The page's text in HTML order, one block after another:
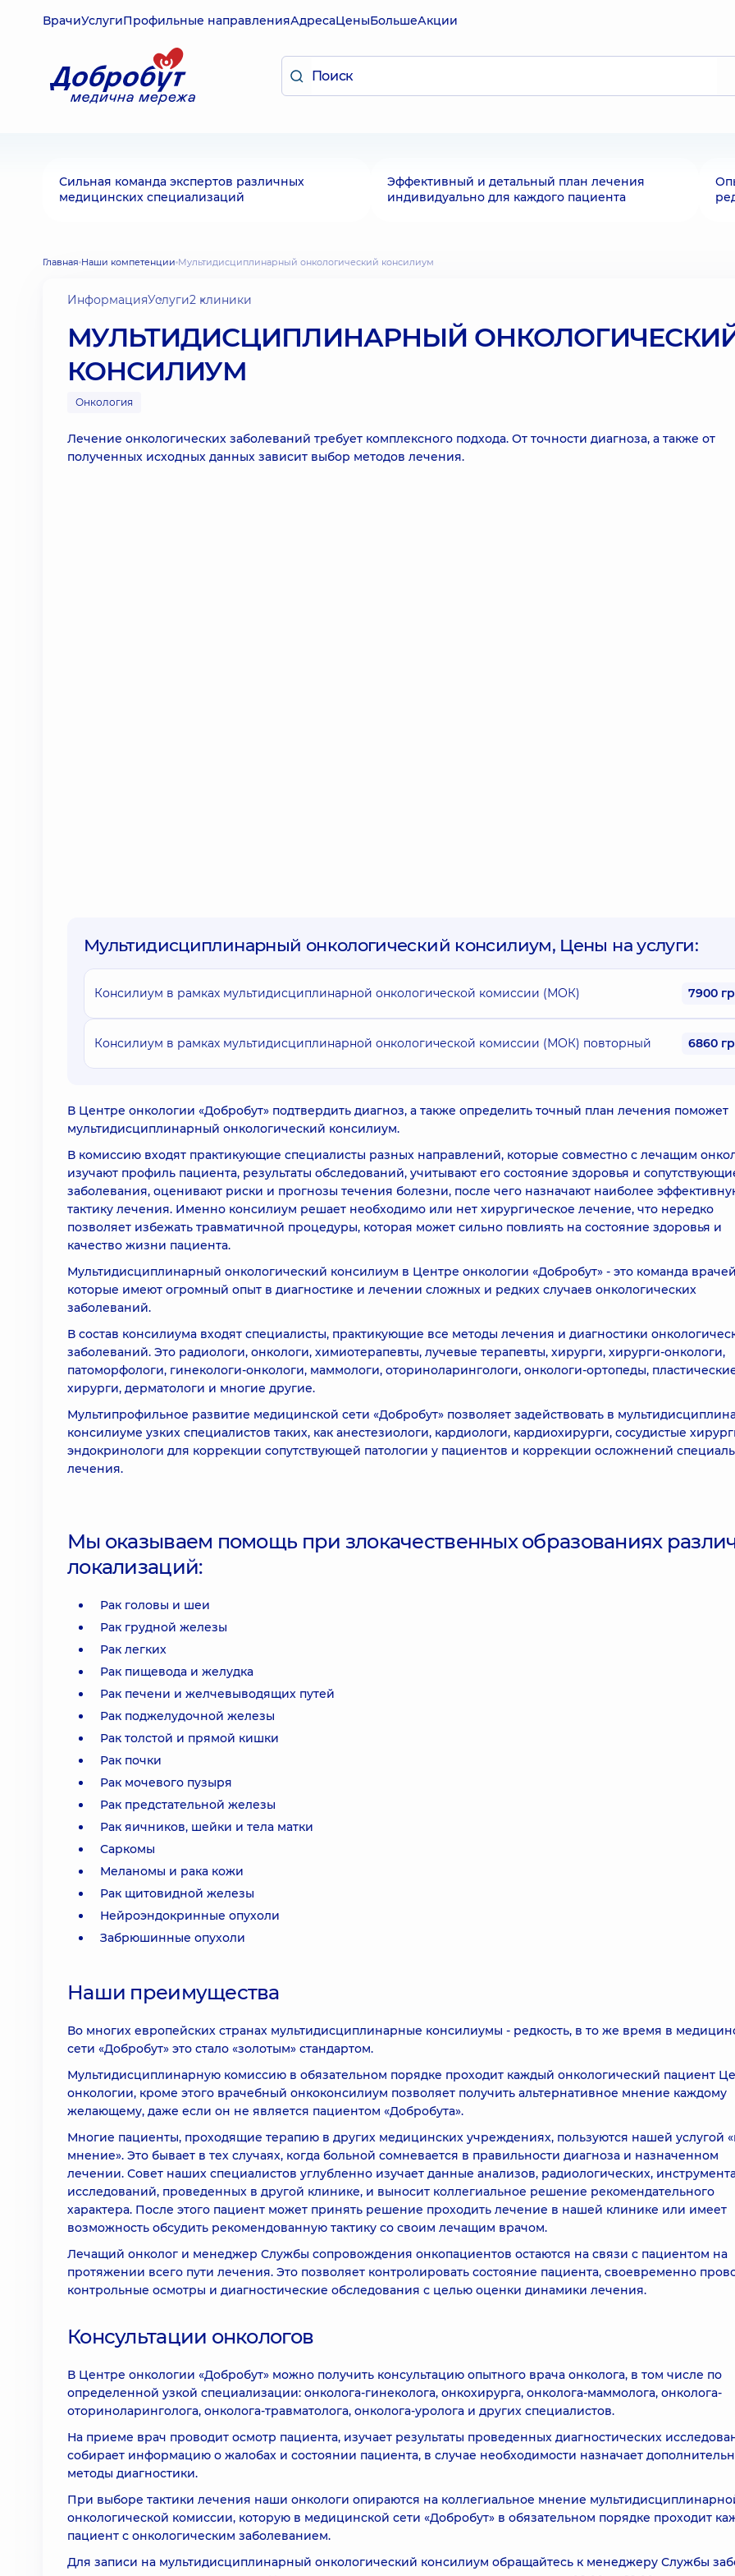
ВрачиУслугиПрофильные направленияАдресаЦеныБольшеАкции
Сильная команда экспертов различных
медицинских специализаций
Эффективный и детальный план лечения
индивидуально для каждого пациента
Главная Наши компетенции Мультидисциплинарный онкологический консилиум
ИнформацияУслуги2 клиники
МУЛЬТИДИСЦИПЛИНАРНЫЙ
КОНСИЛИУМ
Онкология
Лечение онкологических заболеваний требует комплексного подхода. От точности диагноза, а также от
полученных исходных данных зависит выбор методов лечения.
Мультидисциплинарный онкологический консилиум, Цены на услуги:
Консилиум в рамках мультидисциплинарной онкологической комиссии (МОК) 7900
Консилиум в рамках мультидисциплинарной онкологической комиссии (МОК) повторный 6860
В Центре онкологии «Добробут» подтвердить диагноз, а также определить точный план лечения поможет
мультидисциплинарный онкологический консилиум.
В комиссию входят практикующие специалисты разных направлений, которые совместно с лечащим
изучают профиль пациента, результаты обследований, учитывают его состояние здоровья и
заболевания, оценивают риски и прогнозы течения болезни, после чего назначают наиболее
тактику лечения. Именно консилиум решает необходимо или нет хирургическое лечение, что нередко
позволяет избежать травматичной процедуры, которая может сильно повлиять на состояние здоровья и
качество жизни пациента.
Мультидисциплинарный онкологический консилиум в Центре онкологии «Добробут» - это команда
которые имеют огромный опыт в диагностике и лечении сложных и редких случаев онкологических
заболеваний.
В состав консилиума входят специалисты, практикующие все методы лечения и диагностики
заболеваний. Это радиологи, онкологи, химиотерапевты, лучевые терапевты, хирурги, хирурги-онкологи,
патоморфологи, гинекологи-онкологи, маммологи, оториноларингологи, онкологи-ортопеды,
хирурги, дерматологи и многие другие.
Мультипрофильное развитие медицинской сети «Добробут» позволяет задействовать в
консилиуме узких специалистов таких, как анестезиологи, кардиологи, кардиохирурги, сосудистые
эндокринологи для коррекции сопутствующей патологии у пациентов и коррекции осложнений
лечения.
Мы оказываем помощь при злокачественных образованиях
локализаций:
Рак головы и шеи
Рак грудной железы
Рак легких
Рак пищевода и желудка
Рак печени и желчевыводящих путей
Рак поджелудочной железы
Рак толстой и прямой кишки
Рак почки
Рак мочевого пузыря
Рак предстательной железы
Рак яичников, шейки и тела матки
Саркомы
Меланомы и рака кожи
Рак щитовидной железы
Нейроэндокринные опухоли
Забрюшинные опухоли
Наши преимущества
Во многих европейских странах мультидисциплинарные консилиумы - редкость, в то же время в
сети «Добробут» это стало «золотым» стандартом.
Мультидисциплинарную комиссию в обязательном порядке проходит каждый онкологический пациент
онкологии, кроме этого врачебный онкоконсилиум позволяет получить альтернативное мнение каждому
желающему, даже если он не является пациентом «Добробута».
Многие пациенты, проходящие терапию в других медицинских учреждениях, пользуются нашей услугой
мнение». Это бывает в тех случаях, когда больной сомневается в правильности диагноза и назначенном
лечении. Совет наших специалистов углубленно изучает данные анализов, радиологических,
исследований, проведенных в другой клинике, и выносит коллегиальное решение рекомендательного
характера. После этого пациент может принять решение проходить лечение в нашей клинике или имеет
возможность обсудить рекомендованную тактику со своим лечащим врачом.
Лечащий онколог и менеджер Службы сопровождения онкопациентов остаются на связи с пациентом на
протяжении всего пути лечения. Это позволяет контролировать состояние пациента, своевременно
контрольные осмотры и диагностические обследования с целью оценки динамики лечения.
Консультации онкологов
В Центре онкологии «Добробут» можно получить консультацию опытного врача онколога, в том числе по
определенной узкой специализации: онколога-гинеколога, онкохирурга, онколога-маммолога, онколога-
оториноларинголога, онколога-травматолога, онколога-уролога и других специалистов.
На приеме врач проводит осмотр пациента, изучает результаты проведенных диагностических
собирает информацию о жалобах и состоянии пациента, в случае необходимости назначает
методы диагностики.
При выборе тактики лечения наши онкологи опираются на коллегиальное мнение
онкологической комиссии, которую в медицинской сети «Добробут» в обязательном порядке проходит
пациент с онкологическим заболеванием.
Для записи на мультидисциплинарный онкологический консилиум обращайтесь к менеджеру Службы